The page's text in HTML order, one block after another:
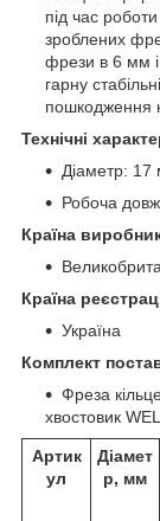
під час роботи
зроблених
фрези в 6 мм і
гарну
пошкодження
Технічні
Діаметр: 17
Робоча
Країна
Країна
Україна
Комплект
Фреза
хвостовик
Артик
ул
Діамет
р, мм